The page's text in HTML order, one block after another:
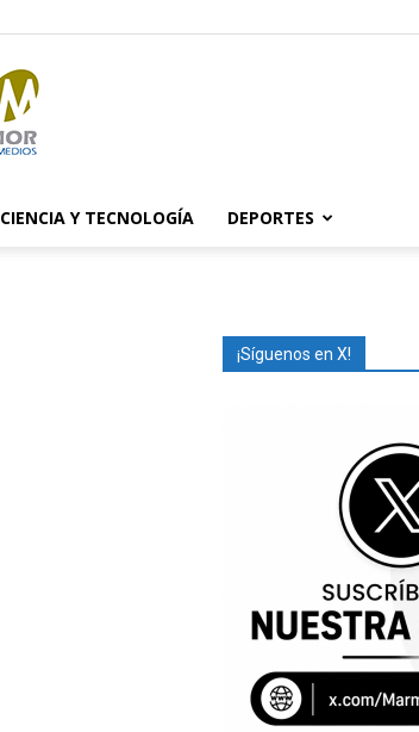
CIENCIA Y TECNOLOGÍA DEPORTES
¡Síguenos en X!